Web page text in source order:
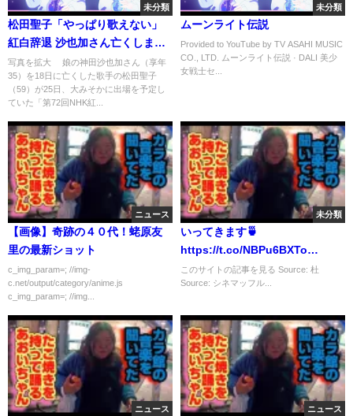
未分類
松田聖子「やっぱり歌えない」
紅白辞退 沙也加さん亡くしまだ1
週間...悲しみ深く
写真を拡大 娘の神田沙也加さん（享年
35）を18日に亡くした歌手の松田聖子
（59）が25日、大みそかに出場を予定し
ていた「第72回NHK紅...
未分類
ムーンライト伝説
Provided to YouTube by TV ASAHI MUSIC
CO., LTD. ムーンライト伝説 · DALI 美少
女戦士セ...
ニュース
【画像】奇跡の４０代！蛯原友
里の最新ショット
c_img_param=; //img-
c.net/output/category/anime.js
c_img_param=; //img...
未分類
いってきます🍵
https://t.co/NBPu6BXTo…
このサイトの記事を見る Source: 杜
Source: シネマッフル...
ニュース ニュース